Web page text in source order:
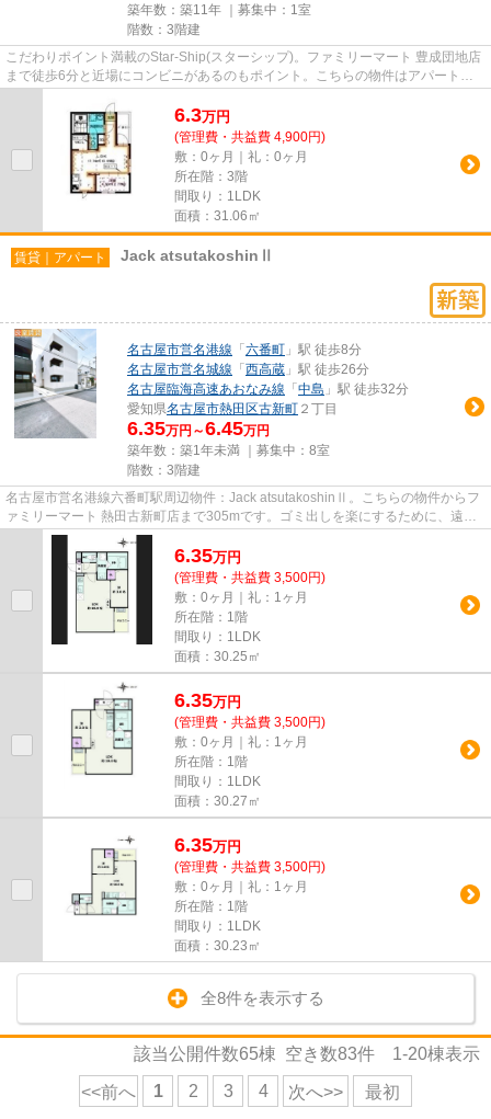
築年数：築11年 ｜募集中： 1室
階数：3階建
こだわりポイント満載のStar-Ship(スターシップ)。ファミリーマート 豊成団地店
まで徒歩6分と近場にコンビニがあるのもポイント。こちらの物件はアパートで
6.3万円
(管理費・共益費 4,900円)
敷：0ヶ月｜礼：0ヶ月
所在階：3階
間取り：1LDK
面積：31.06㎡
賃貸｜アパート Jack atsutakoshinⅡ
名古屋市営名港線 「 六番町 」駅 徒歩8分
名古屋市営名城線 「 西高蔵 」駅 徒歩26分
名古屋臨海高速あおなみ線 「 中島 」駅 徒歩32分
愛知県名古屋市熱田区古新町 ２丁目
6.35万円～6.45万円
築年数：築1年未満 ｜募集中： 8室
階数：3階建
名古屋市営名港線六番町駅周辺物件：Jack atsutakoshinⅡ。こちらの物件からフ
ァミリーマート 熱田古新町店まで305mです。ゴミ出しを楽にするために、遠く
まで行かずに済むゴミ置き場を...
6.35万円
(管理費・共益費 3,500円)
敷：0ヶ月｜礼：1ヶ月
所在階：1階
間取り：1LDK
面積：30.25㎡
6.35万円
(管理費・共益費 3,500円)
敷：0ヶ月｜礼：1ヶ月
所在階：1階
間取り：1LDK
面積：30.27㎡
6.35万円
(管理費・共益費 3,500円)
敷：0ヶ月｜礼：1ヶ月
所在階：1階
間取り：1LDK
面積：30.23㎡
全8件を表示する
該当公開件数65棟 空き数83件 1-20棟表示
<<前へ 1 2 3 4 次へ>> 最初